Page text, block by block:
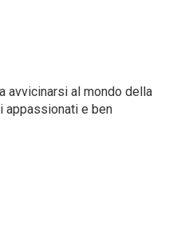
avvi­ci­nar­si al mon­do del­la
appas­sio­na­ti e ben